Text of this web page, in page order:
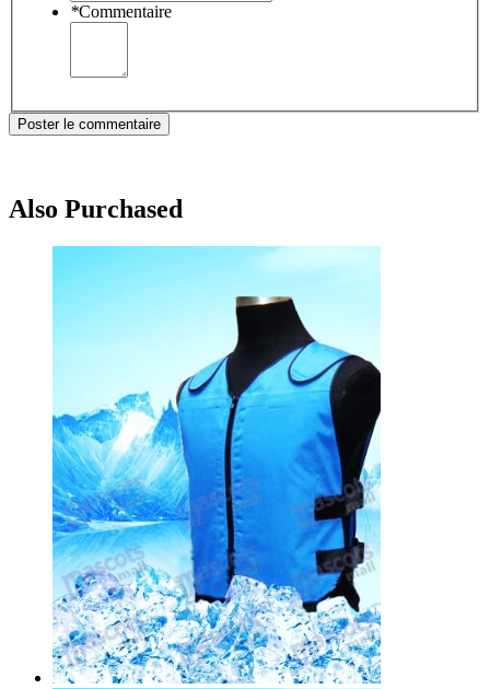
*Commentaire
Poster le commentaire
Also Purchased